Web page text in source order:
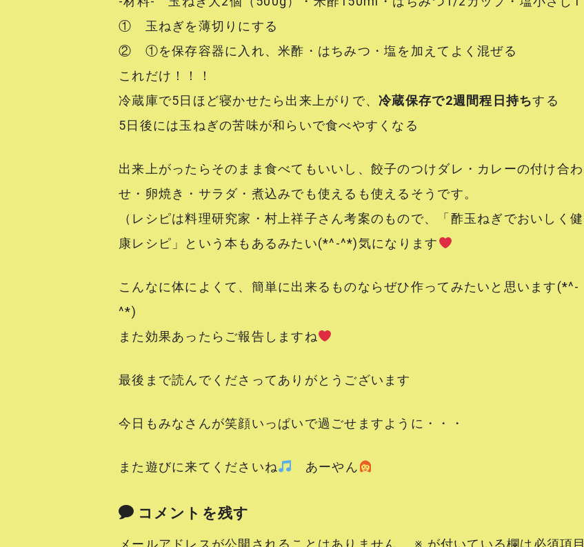
① 玉ねぎを薄切りにする
② ①を保存容器に入れ、米酢・はちみつ・塩を加えてよく混ぜる
これだけ！！！
冷蔵庫で5日ほど寝かせたら出来上がりで、冷蔵保存で2週間程日持ちする
5日後には玉ねぎの苦味が和らいで食べやすくなる
出来上がったらそのまま食べてもいいし、餃子のつけダレ・カレーの付け合わ
せ・卵焼き・サラダ・煮込みでも使えるも使えるそうです。
（レシピは料理研究家・村上祥子さん考案のもので、「酢玉ねぎでおいしく健
康レシピ」という本もあるみたい(*^-^*)気になります
こんなに体によくて、簡単に出来るものならぜひ作ってみたいと思います(*^-
^*)
また効果あったらご報告しますね
最後まで読んでくださってありがとうございます
今日もみなさんが笑顔いっぱいで過ごせますように・・・
また遊びに来てくださいね あーやん
コメントを残す